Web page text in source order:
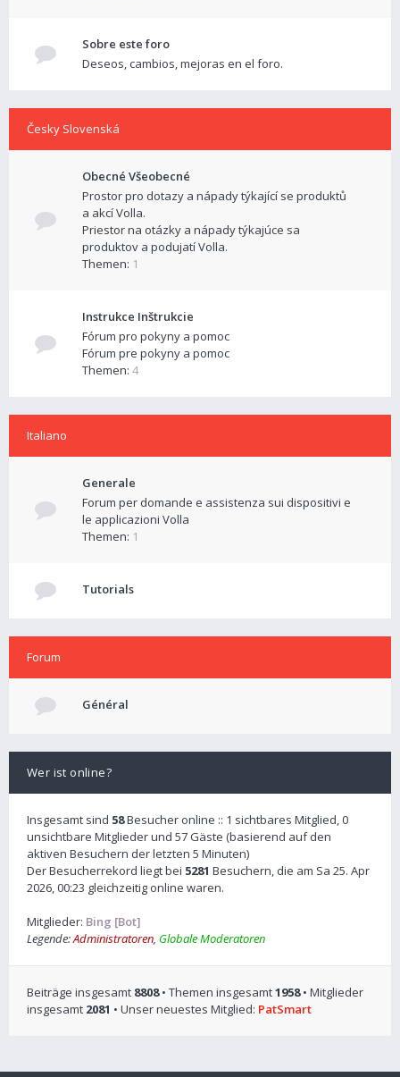
Sobre este foro
Deseos, cambios, mejoras en el foro.
Česky Slovenská
Obecné Všeobecné
Prostor pro dotazy a nápady týkající se produktů
a akcí Volla.
Priestor na otázky a nápady týkajúce sa
produktov a podujatí Volla.
Themen: 1
Instrukce Inštrukcie
Fórum pro pokyny a pomoc
Fórum pre pokyny a pomoc
Themen: 4
Italiano
Generale
Forum per domande e assistenza sui dispositivi e
le applicazioni Volla
Themen: 1
Tutorials
Forum
Général
Wer ist online?
Insgesamt sind 58Besucher online :: 1 sichtbares Mitglied, 0
unsichtbare Mitglieder und 57 Gäste (basierend auf den
aktiven Besuchern der letzten 5 Minuten)
Der Besucherrekord liegt bei 5281 Besuchern, die am Sa 25. Apr
2026, 00:23 gleichzeitig online waren.
Mitglieder: Bing [Bot]
Legende:Administratoren, Globale Moderatoren
Beiträge insgesamt 8808• Themen insgesamt1958• Mitglieder
insgesamt 2081 • Unser neuestes Mitglied: PatSmart